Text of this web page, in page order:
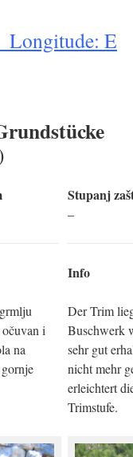
E
i
na
Stupanj
–
Info
Der Trim
Buschwerk
sehr gut
nicht mehr
erleichtert
Trimstufe.